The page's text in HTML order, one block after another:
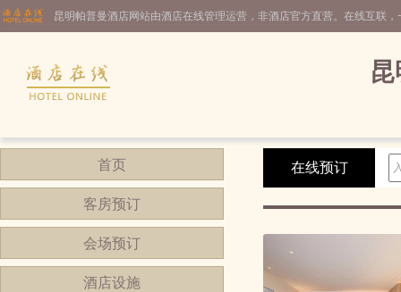
昆明帕普曼酒店网站由酒店在线管理运营，非酒店官方直营。在线互联
首页
客房预订
会场预订
酒店设施
在线预订